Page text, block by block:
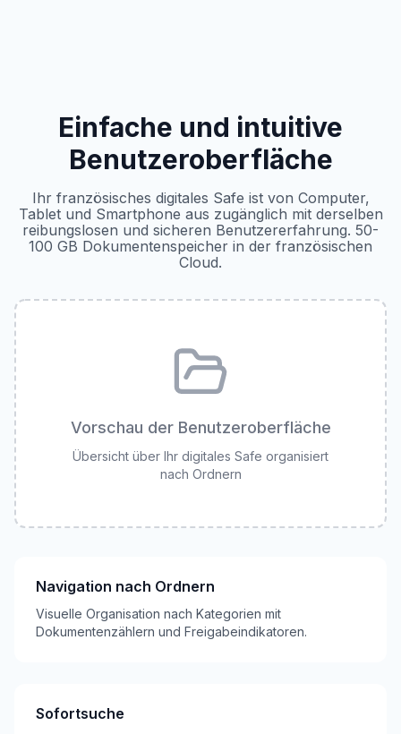
Einfache und intuitive
Benutzeroberfläche
Ihr französisches digitales Safe ist von Computer,
Tablet und Smartphone aus zugänglich mit derselben
reibungslosen und sicheren Benutzererfahrung. 50-
100 GB Dokumentenspeicher in der französischen
Cloud.
Vorschau der Benutzeroberfläche
Übersicht über Ihr digitales Safe organisiert
nach Ordnern
Navigation nach Ordnern
Visuelle Organisation nach Kategorien mit
Dokumentenzählern und Freigabeindikatoren.
Sofortsuche